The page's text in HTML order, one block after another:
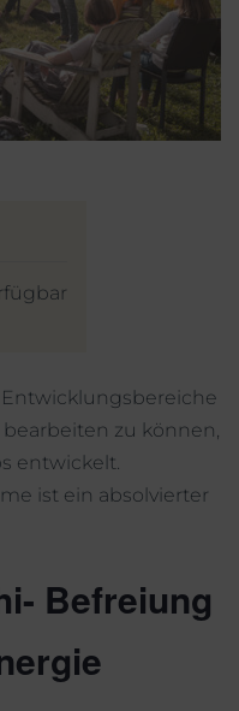
zu können,
entwickelt.
ist ein absolvierter
Befreiung